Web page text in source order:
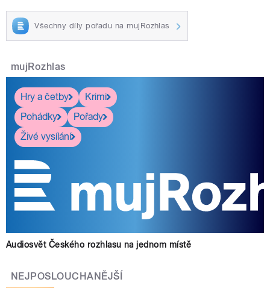
Všechny díly pořadu na mujRozhlas
mujRozhlas
Hry a četby
Krimi
Pohádky
Pořady
Živé vysílání
Audiosvět Českého rozhlasu na jednom místě
NEJPOSLOUCHANĚJŠÍ